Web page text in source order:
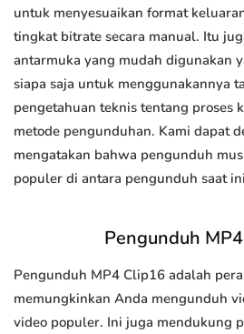
untuk menyesuaikan format
tingkat bitrate secara manual. Itu
antarmuka yang mudah digunakan
siapa saja untuk menggunakannya
pengetahuan teknis tentang proses
metode pengunduhan. Kami dapat
mengatakan bahwa pengunduh
populer di antara pengunduh saat
Pengunduh
Pengunduh MP4 Clip16 adalah
memungkinkan Anda mengunduh
video populer. Ini juga mendukung